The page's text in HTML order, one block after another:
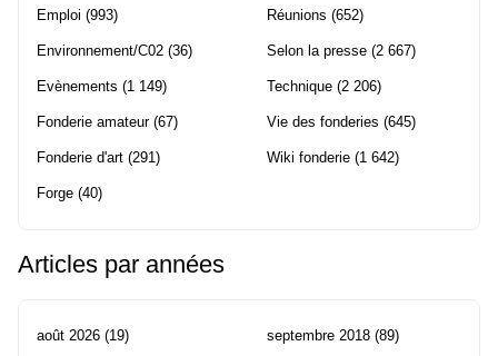
Emploi (993)
Environnement/C02 (36)
Evènements (1 149)
Fonderie amateur(67)
Fonderie d'art (291)
Forge (40)
Réunions (652)
Selon la presse (2 667)
Technique (2 206)
Vie des fonderies (645)
Wiki fonderie (1 642)
Articles par années
août 2026 (19) septembre 2018 (89)